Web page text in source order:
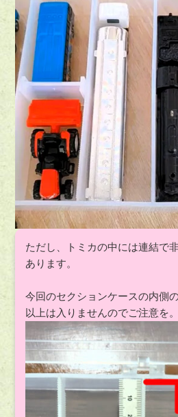
ただし、トミカの中には連結で
あります。
今回のセクションケースの内側
以上は入りませんのでご注意を。